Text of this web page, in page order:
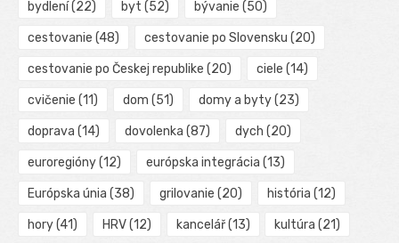
bydlení(22) byt (52) bývanie (50)
cestovanie (48) cestovanie po Slovensku (20)
cestovanie po Českej republike (20) ciele (14)
cvičenie (11) dom (51) domy a byty(23)
doprava (14) dovolenka (87) dych (20)
euroregióny(12) európska integrácia (13)
Európska únia (38) grilovanie (20) história (12)
hory(41) HRV(12) kancelář(13) kultúra (21)